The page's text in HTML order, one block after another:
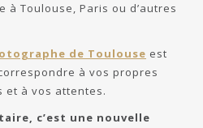
à Toulouse, Paris ou d’autres
de Toulouse est
à vos propres
et à vos attentes.
c’est une nouvelle